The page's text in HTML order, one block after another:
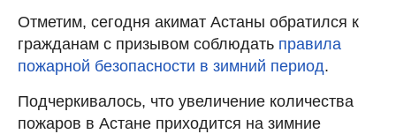
Отметим, сегодня акимат Астаны обратился к
гражданам с призывом соблюдать правила
пожарной безопасности в зимний период.
Подчеркивалось, что увеличение количества
пожаров в Астане приходится на зимние